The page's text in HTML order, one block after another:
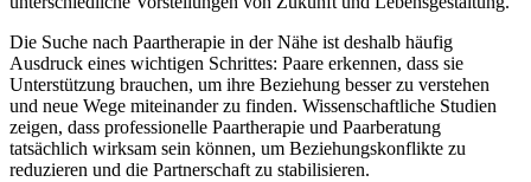
Die Suche nach Paartherapie in der Nähe ist deshalb häufig
Ausdruck eines wichtigen Schrittes: Paare erkennen, dass sie
Unterstützung brauchen, um ihre Beziehung besser zu verstehen
und neue Wege miteinander zu finden. Wissenschaftliche Studien
zeigen, dass professionelle Paartherapie und Paarberatung
tatsächlich wirksam sein können, um Beziehungskonflikte zu
reduzieren und die Partnerschaft zu stabilisieren.